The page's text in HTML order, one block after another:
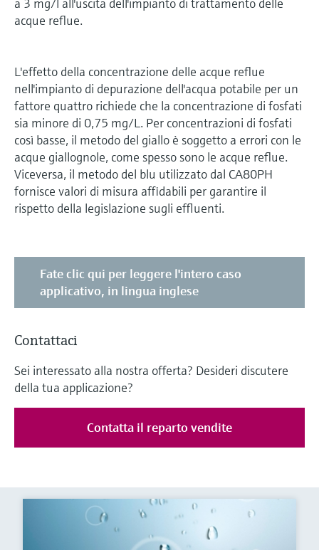
a 3 mg/l all'uscita dell'impianto di trattamento delle
acque reflue.
L'effetto della concentrazione delle acque reflue
nell'impianto di depurazione dell'acqua potabile per un
fattore quattro richiede che la concentrazione di fosfati
sia minore di 0,75 mg/L. Per concentrazioni di fosfati
così basse, il metodo del giallo è soggetto a errori con le
acque giallognole, come spesso sono le acque reflue.
Viceversa, il metodo del blu utilizzato dal CA80PH
fornisce valori di misura affidabili per garantire il
rispetto della legislazione sugli effluenti.
Fate clic qui per leggere l'intero caso
applicativo, in lingua inglese
Contattaci
Sei interessato alla nostra offerta? Desideri discutere
della tua applicazione?
Contatta il reparto vendite